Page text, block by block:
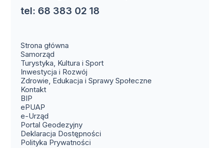
tel: 68 383 02 18
Strona główna
Samorząd
Turystyka, Kultura i Sport
Inwestycja i Rozwój
Zdrowie, Edukacja i Sprawy Społeczne
Kontakt(otwiera się w nowym oknie)
BIP
ePUAP
e-Urząd
Portal Geodezyjny(otwiera się w nowym oknie)
Deklaracja Dostępności
Polityka Prywatności